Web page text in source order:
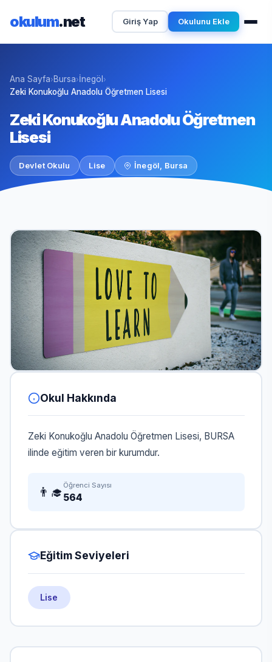
okulum.net Giriş Yap Okulunu Ekle
Ana Sayfa› Bursa›İnegöl ›
Zeki Konukoğlu Anadolu Öğretmen Lisesi
Zeki Konukoğlu Anadolu Öğretmen
Lisesi
Devlet Okulu Lise İnegöl, Bursa
Okul Hakkında
Zeki Konukoğlu Anadolu Öğretmen Lisesi, BURSA
ilinde eğitim veren bir kurumdur.
👨‍🎓 Öğrenci Sayısı
564
Eğitim Seviyeleri
Lise